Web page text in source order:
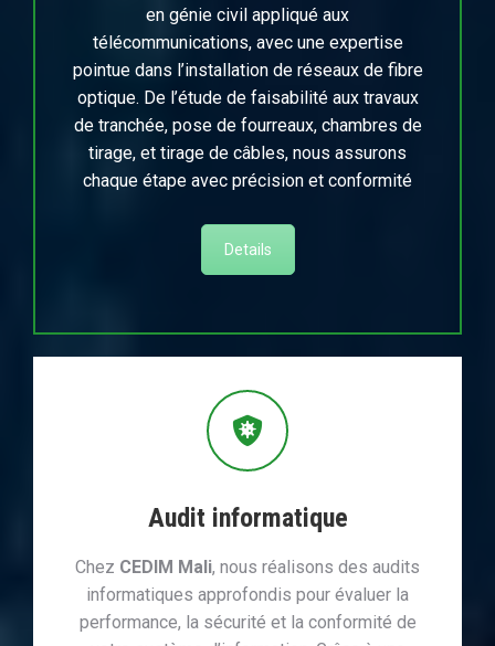
en génie civil appliqué aux
télécommunications, avec une expertise
pointue dans l’installation de réseaux de fibre
optique. De l’étude de faisabilité aux travaux
de tranchée, pose de fourreaux, chambres de
tirage, et tirage de câbles, nous assurons
chaque étape avec précision et conformité
Details
Audit informatique
Chez CEDIM Mali, nous réalisons des audits
informatiques approfondis pour évaluer la
performance, la sécurité et la conformité de